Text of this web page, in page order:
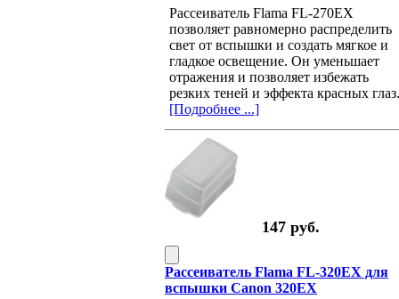
Рассеиватель Flama FL-270EX
позволяет равномерно распределить
свет от вспышки и создать мягкое и
гладкое освещение. Он уменьшает
отражения и позволяет избежать
резких теней и эффекта красных глаз.
[Подробнее ...]
147 руб.
Рассеиватель Flama FL-320EX для
вспышки Canon 320EX